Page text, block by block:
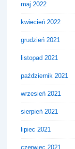
maj 2022
kwiecień 2022
grudzień 2021
listopad 2021
październik 2021
wrzesień 2021
sierpień 2021
lipiec 2021
czerwiec 2021